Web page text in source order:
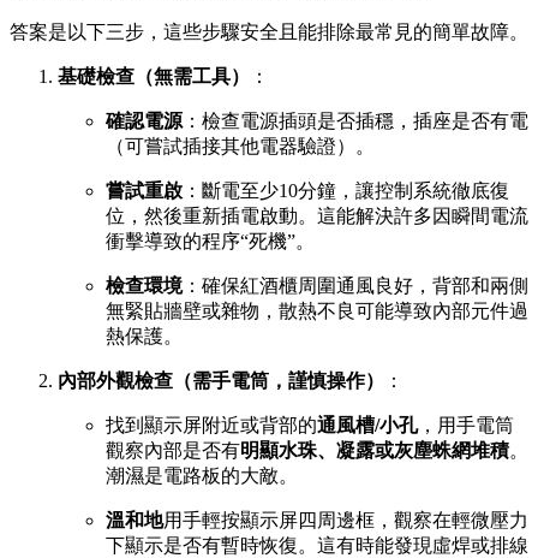
答案是以下三步，這些步驟安全且能排除最常見的簡單故障。
基礎檢查（無需工具） ：
確認電源 ：檢查電源插頭是否插穩，插座是否有電
（可嘗試插接其他電器驗證）。
嘗試重啟 ：斷電至少10分鐘，讓控制系統徹底復
位，然後重新插電啟動。這能解決許多因瞬間電流
衝擊導致的程序“死機”。
檢查環境：確保紅酒櫃周圍通風良好，背部和兩側
無緊貼牆壁或雜物，散熱不良可能導致內部元件過
熱保護。
內部外觀檢查（需手電筒，謹慎操作） ：
找到顯示屏附近或背部的通風槽/小孔，用手電筒
觀察內部是否有明顯水珠、凝露或灰塵蛛網堆積。
潮濕是電路板的大敵。
溫和地用手輕按顯示屏四周邊框，觀察在輕微壓力
下顯示是否有暫時恢復。這有時能發現虛焊或排線